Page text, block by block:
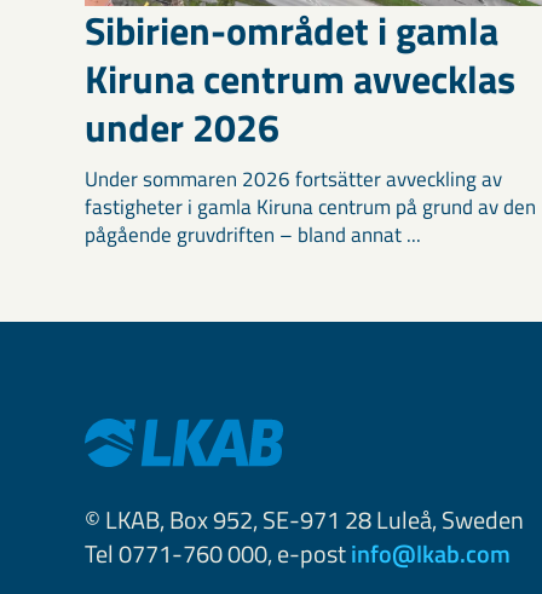
Sibirien-området i gamla
Kiruna centrum avvecklas
under 2026
Under sommaren 2026 fortsätter avveckling av
fastigheter i gamla Kiruna centrum på grund av den
pågående gruvdriften – bland annat ...
© LKAB, Box 952, SE-971 28 Luleå, Sweden
Tel 0771-760 000, e-postinfo@lkab.com